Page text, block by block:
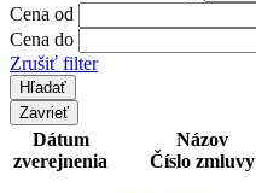
Cena od
Cena do
Zrušiť filter
Zavrieť
Dátum
zverejnenia
Názov
Číslo zmluvy